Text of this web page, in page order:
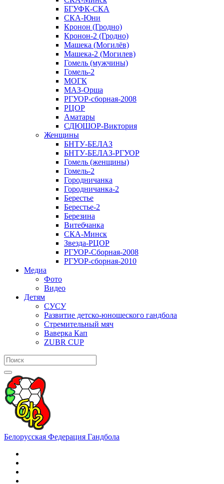
БГУФК-СКА
СКА-Юни
Кронон (Гродно)
Кронон-2 (Гродно)
Машека (Могилёв)
Машека-2 (Могилев)
Гомель (мужчины)
Гомель-2
МОГК
МАЗ-Орша
РГУОР-сборная-2008
РЦОР
Аматары
СДЮШОР-Виктория
Женщины
БНТУ-БЕЛАЗ
БНТУ-БЕЛАЗ-РГУОР
Гомель (женщины)
Гомель-2
Городничанка
Городничанка-2
Берестье
Берестье-2
Березина
Витебчанка
СКА-Минск
Звезда-РЦОР
РГУОР-Сборная-2008
РГУОР-сборная-2010
Медиа
Фото
Видео
Детям
СУСУ
Развитие детско-юношеского гандбола
Стремительный мяч
Ваверка Кап
ZUBR CUP
Белорусская Федерация Гандбола